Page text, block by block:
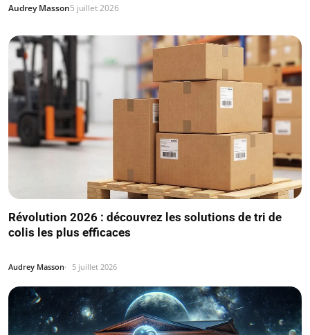
Audrey Masson5 juillet 2026
Révolution 2026 : découvrez les solutions de tri de
colis les plus efficaces
Audrey Masson 5 juillet 2026